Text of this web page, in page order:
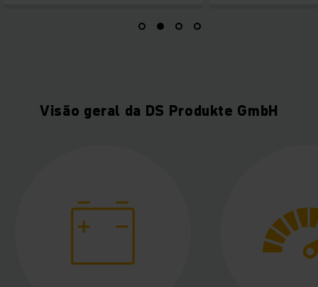
Visão geral da DS Produkte GmbH